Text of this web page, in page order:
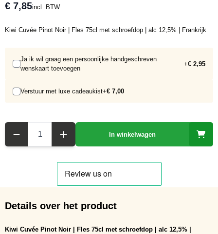
€ 7,85incl. BTW
Kiwi Cuvée Pinot Noir | Fles 75cl met schroefdop | alc 12,5% | Frankrijk
Ja ik wil graag een persoonlijke handgeschreven
wenskaart toevoegen
+€ 2,95
Verstuur met luxe cadeaukist+€ 7,00
In winkelwagen
Details over het product
Kiwi Cuvée Pinot Noir | Fles 75cl met schroefdop | alc 12,5% |